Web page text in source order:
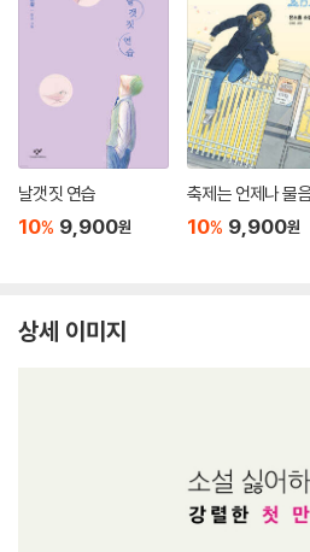
날갯짓 연습
10% 9,900원
축제는 언제나 물
10% 9,900원
상세 이미지